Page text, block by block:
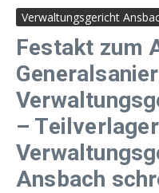
Verwaltungsgericht
Festakt zum
–
Ansbach